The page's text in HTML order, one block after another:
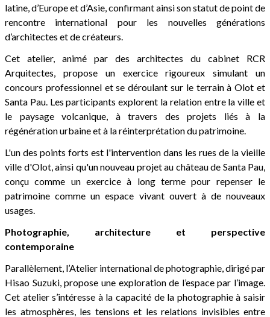
latine, d’Europe et d’Asie, confirmant ainsi son statut de point de
rencontre international pour les nouvelles générations
d’architectes et de créateurs.
Cet atelier, animé par des architectes du cabinet RCR
Arquitectes, propose un exercice rigoureux simulant un
concours professionnel et se déroulant sur le terrain à Olot et
Santa Pau. Les participants explorent la relation entre la ville et
le paysage volcanique, à travers des projets liés à la
régénération urbaine et à la réinterprétation du patrimoine.
L'un des points forts est l'intervention dans les rues de la vieille
ville d'Olot, ainsi qu'un nouveau projet au château de Santa Pau,
conçu comme un exercice à long terme pour repenser le
patrimoine comme un espace vivant ouvert à de nouveaux
usages.
Photographie, architecture et perspective
contemporaine
Parallèlement, l’Atelier international de photographie, dirigé par
Hisao Suzuki, propose une exploration de l’espace par l’image.
Cet atelier s’intéresse à la capacité de la photographie à saisir
les atmosphères, les tensions et les relations invisibles entre